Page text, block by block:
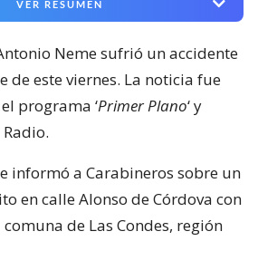
VER RESUMEN
Neme sufrió un accidente
de este viernes. La noticia fue
programa ‘Primer Plano‘ y
informó a Carabineros sobre un
en calle Alonso de Córdova con
de Las Condes, región